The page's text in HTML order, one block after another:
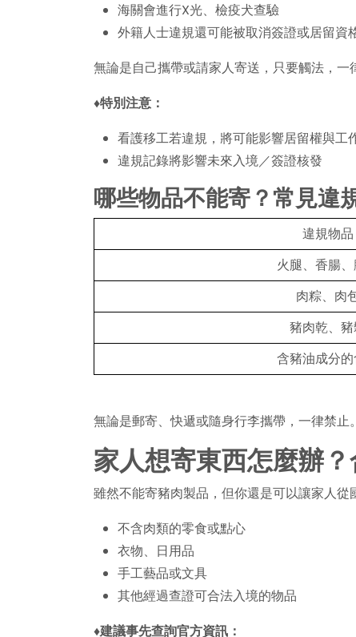
海關會進行X光、檢疫犬查驗
外籍人士違規還可能被取消簽證或居留資
無論是自己攜帶或請家人寄送，只要觸法，一
♦特別注意：
看護移工若違規，將可能影響居留權與工
違規記錄將影響未來入境／簽證核發
哪些物品不能寄？常見違
違規物品
火腿、香腸
肉粽、肉
豬肉乾、
含豬油成分
無論是郵寄、快遞或隨身行李攜帶，一律禁止。
家人想寄東西怎麼辦
雖然不能寄豬肉製品，但你還是可以讓家人從
不含肉類的零食或點心
衣物、日用品
手工藝品或文具
其他經過查證可合法入境的物品
♦建議事先查詢官方資訊：